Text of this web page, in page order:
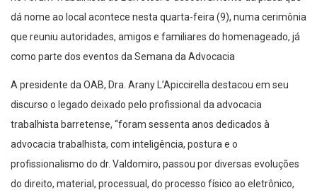
dá nome ao local acontece nesta quarta-feira (9), numa cerimônia
que reuniu autoridades, amigos e familiares do homenageado, já
como parte dos eventos da Semana da Advocacia
A presidente da OAB, Dra. Arany L’Apiccirella destacou em seu
discurso o legado deixado pelo profissional da advocacia
trabalhista barretense, “foram sessenta anos dedicados à
advocacia trabalhista, com inteligência, postura e o
profissionalismo do dr. Valdomiro, passou por diversas evoluções
do direito, material, processual, do processo físico ao eletrônico,